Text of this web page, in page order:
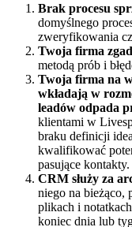
Brak procesu
domyślnego
zweryfikowania
Twoja firma
metodą prób i
Twoja firma na
wkładają w
leadów odpada
klientami w
braku definicji
kwalifikować
pasujące kontakty.
CRM służy za
niego na bieżąco,
plikach i
koniec dnia lub